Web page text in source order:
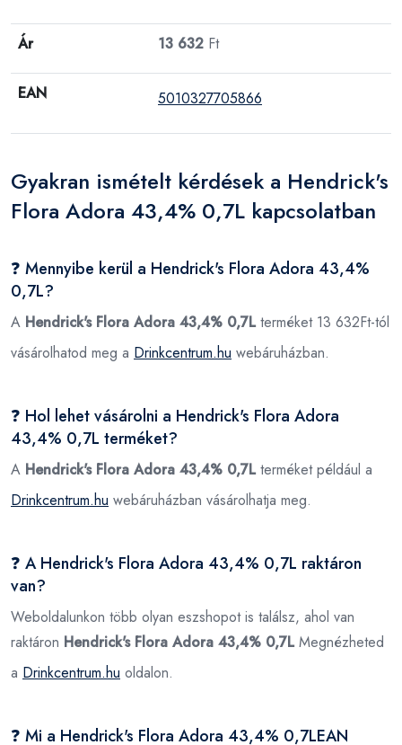
Ár 13 632 Ft
EAN 5010327705866
Gyakran ismételt kérdések a Hendrick's
Flora Adora 43,4% 0,7L kapcsolatban
❓ Mennyibe kerül a Hendrick's Flora Adora 43,4%
0,7L?
A Hendrick's Flora Adora 43,4% 0,7Lterméket 13 632Ft-tól
vásárolhatod meg a Drinkcentrum.hu webáruházban.
❓ Hol lehet vásárolni a Hendrick's Flora Adora
43,4% 0,7L terméket?
A Hendrick's Flora Adora 43,4% 0,7Lterméket például a
Drinkcentrum.hu webáruházban vásárolhatja meg.
❓ A Hendrick's Flora Adora 43,4% 0,7L raktáron
van?
Weboldalunkon több olyan eszshopot is találsz, ahol van
raktáron Hendrick's Flora Adora 43,4% 0,7LMegnézheted
a Drinkcentrum.hu oldalon.
❓ Mi a Hendrick's Flora Adora 43,4% 0,7LEAN